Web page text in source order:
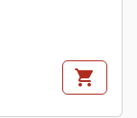
shopping_cart